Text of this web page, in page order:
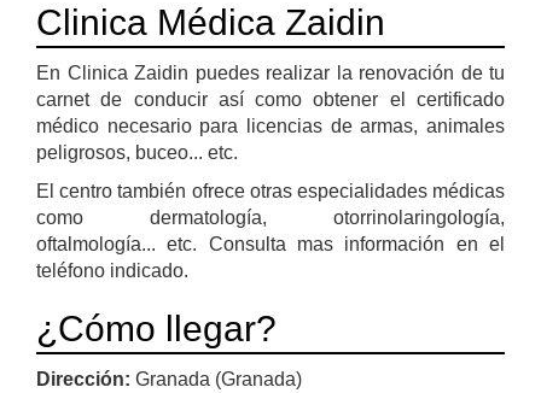
Clinica Médica Zaidin
En Clinica Zaidin puedes realizar la renovación de tu
carnet de conducir así como obtener el certificado
médico necesario para licencias de armas, animales
peligrosos, buceo... etc.
El centro también ofrece otras especialidades médicas
como dermatología, otorrinolaringología,
oftalmología... etc. Consulta mas información en el
teléfono indicado.
¿Cómo llegar?
Dirección: Granada (Granada)